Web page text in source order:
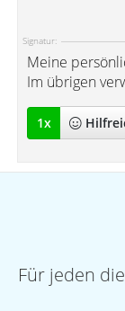
Signatur:
Meine
Im übrigen
1x
Für jeden